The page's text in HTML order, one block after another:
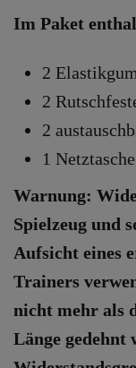
Im Paket
2
2
2
1 Netztasche
Warnung:
Spielzeug und
Aufsicht eines
Trainers
nicht mehr als
Länge gedehnt